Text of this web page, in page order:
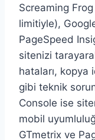
Screaming
limitiyle),
PageSpeed
sitenizi
hataları, kopya
gibi teknik
Console ise
mobil
GTmetrix ve